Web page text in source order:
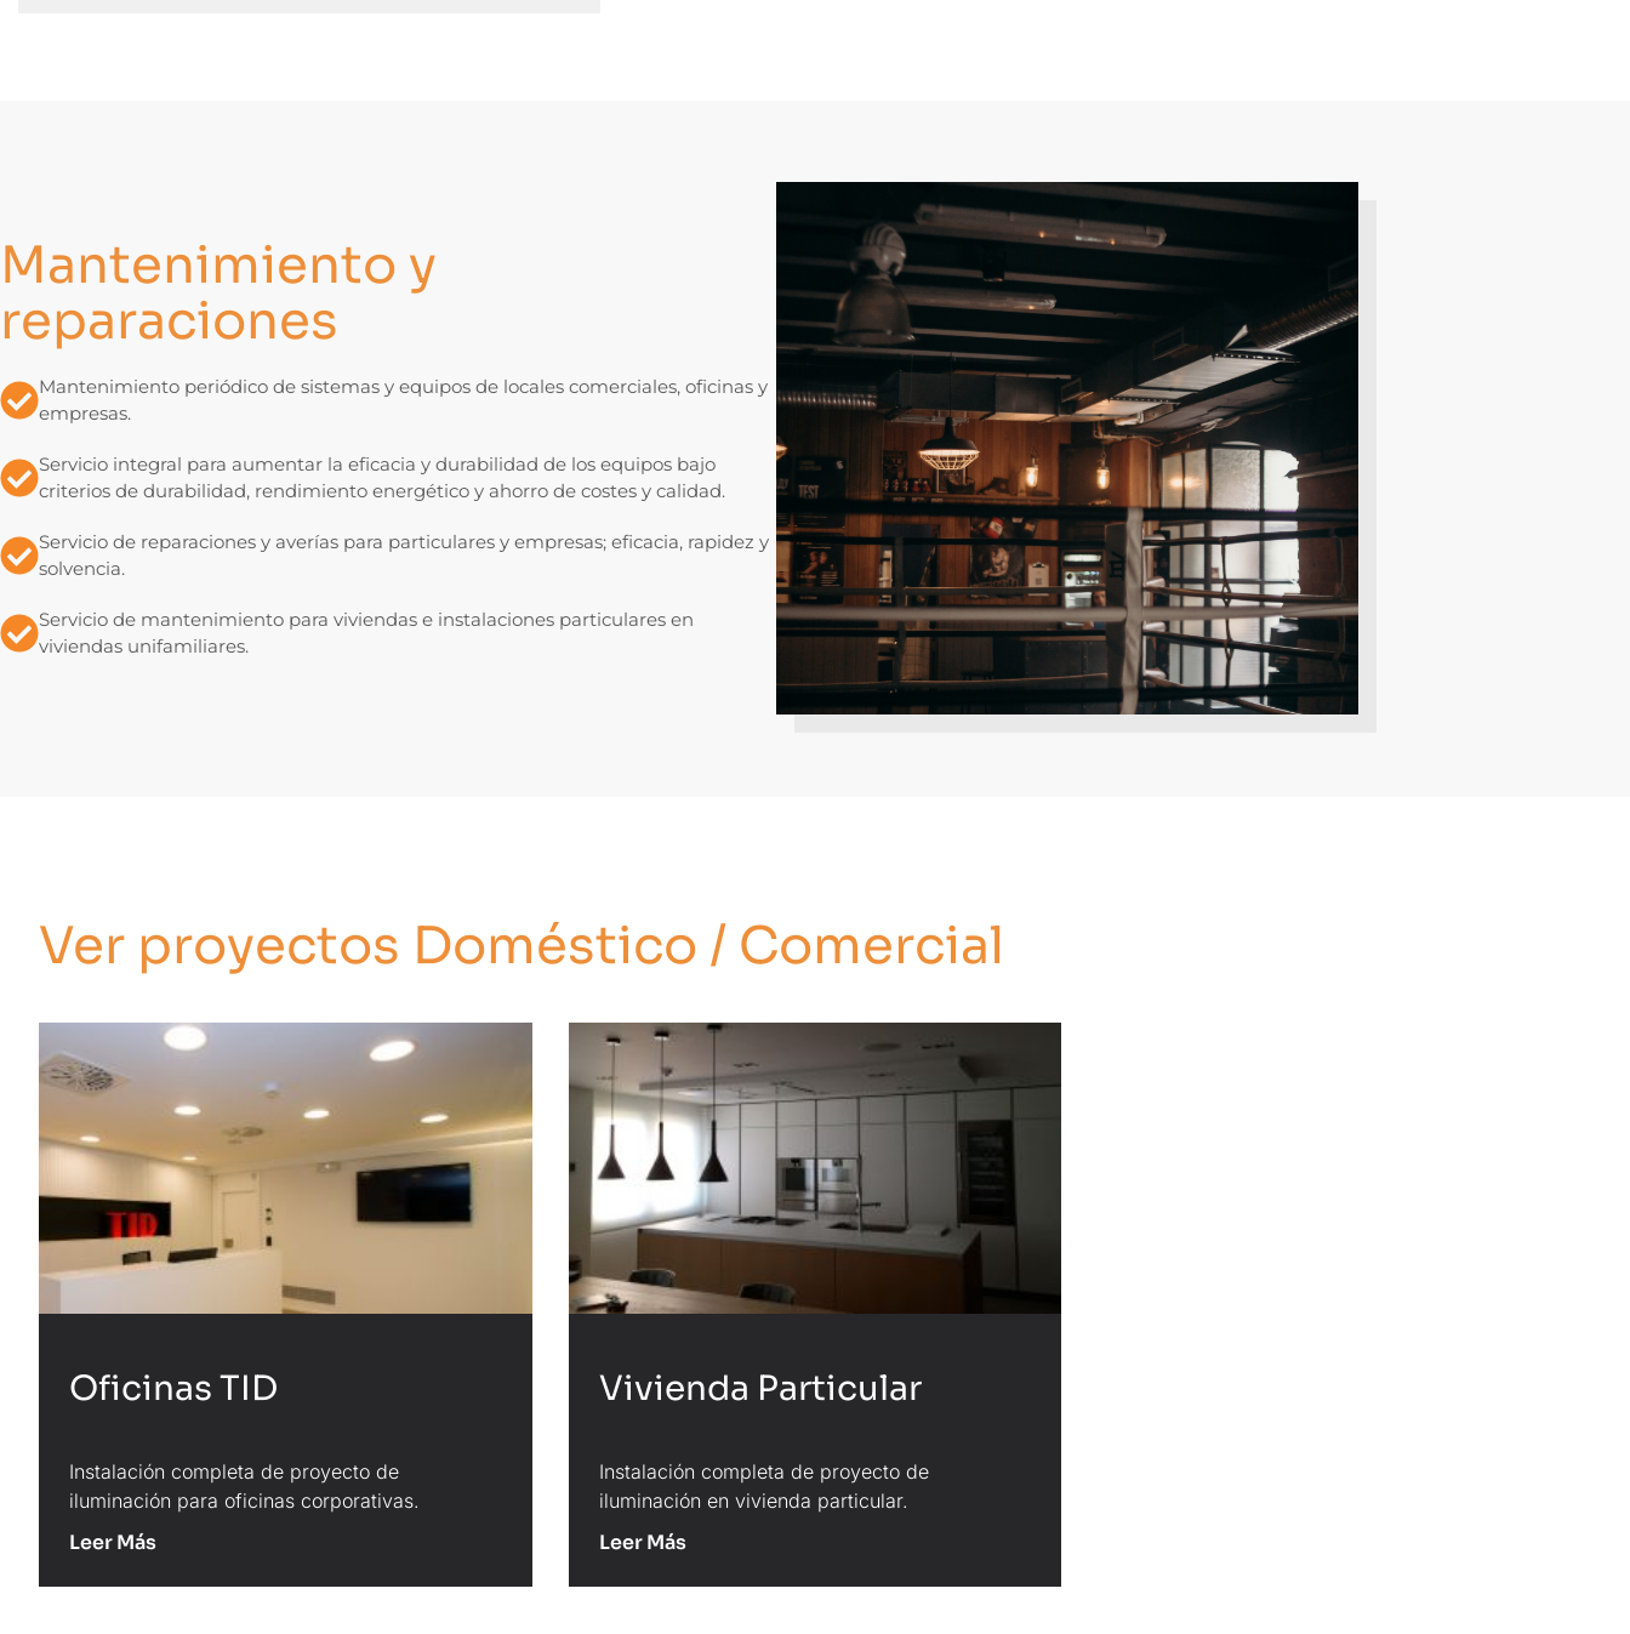
Mantenimiento y
reparaciones
Mantenimiento periódico de sistemas y equipos de locales comerciales, oficinas y
empresas.
Servicio integral para aumentar la eficacia y durabilidad de los equipos bajo
criterios de durabilidad, rendimiento energético y ahorro de costes y calidad.
Servicio de reparaciones y averías para particulares y empresas; eficacia, rapidez y
solvencia.
Servicio de mantenimiento para viviendas e instalaciones particulares en
viviendas unifamiliares.
Ver proyectos Doméstico / Comercial
Oficinas TID
Instalación completa de proyecto de
iluminación para oficinas corporativas.
Leer Más
Vivienda Particular
Instalación completa de proyecto de
iluminación en vivienda particular.
Leer Más